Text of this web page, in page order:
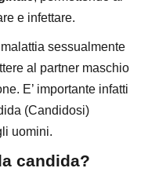
e infettare.
sessualmente
al partner maschio
E’ importante infatti
(Candidosi)
uomini.
candida?